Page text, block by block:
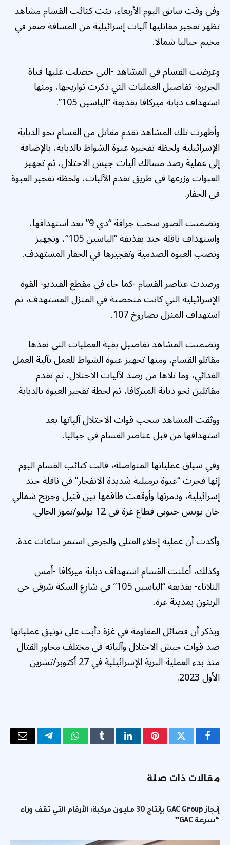
وفي وقت سابق اليوم الأربعاء، بثت كتائب القسام مشاهد
تظهر تفجير مقاتليها آليات إسرائيلية من المسافة صفر في
مخيم جباليا شمالا.
وعرضت القسام في المشاهد -التي حصلت عليها قناة
الجزيرة- تفاصيل العمليات التي ذكرت تواريخها، ومنها
استهداف دبابة ميركافا بقذيفة “الياسين 105”.
وأظهرت تلك المشاهد تقدم مقاتل من القسام نحو الدبابة
الإسرائيلية ولحظة تفجيره عبوة الشواظ بالدبابة، بالإضافة
إلى عملية رصد مسالك آليات جيش الاحتلال، ثم تجهيز
العبوات وزرعها في طريق تقدم الآليات، ولحظة تفجير العبوة
في الحفار.
وتضمنت الصور سحب جرافة “دي 9” بعد استهدافها،
واستهداف ناقلة جند بقذيفة “الياسين 105″، وتجهيز
ونصب العبوة الصدمية وتفجيرها في الحفار المستهدف.
ورصدت عناصر القسام -كما جاء في مقطع الفيديو- القوة
الإسرائيلية التي كانت متحصنة في المنزل المستهدف، ثم
استهداف المنزل بصاروخ 107.
وتضمنت المشاهد تفاصيل بقية العمليات التي نفذها
مقاتلو القسام، ومنها تجهيز عبوة الشواظ للعمل بآلية العمل
الفدائي، وما تلاها من رصد لآليات الاحتلال، ثم تقدم
مقاتلين نحو دبابة الميركافا، ثم لحظة تفجير العبوة بالدبابة.
ووثقت المشاهد سحب قوات الاحتلال آلياتها بعد
استهدافها من قبل عناصر القسام في جباليا.
وفي سياق عملياتها المتواصلة، قالت كتائب القسام اليوم
إنها فجرت “عبوة برميلية شديدة الانفجار” في ناقلة جند
إسرائيلية، ودمرتها وأوقعت طاقمها بين قتيل وجريح شمالي
خان يونس جنوبي قطاع غزة في 12 يوليو/تموز الحالي.
وأكدت أن عملية إخلاء القتلى والجرحى استمر ساعات عدة.
وكذلك، أعلنت القسام استهداف دبابة ميركافا -أمس
الثلاثاء- بقذيفة “الياسين 105” في شارع السكة شرقي حي
الزيتون بمدينة غزة.
ويذكر أن فصائل المقاومة في غزة دأبت على توثيق عملياتها
ضد قوات جيش الاحتلال وآلياته في مختلف محاور القتال
منذ بدء العملية البرية الإسرائيلية في 27 أكتوبر/تشرين
الأول 2023.
فيسبوكتويتر بينتيريستلينكدإنTumblrواتسابتيلقرامالبريد
مقالات ذات صلة
إنجاز GAC Group بإنتاج 30 مليون مركبة: الأرقام التي تقف وراء
“سرعة GAC”